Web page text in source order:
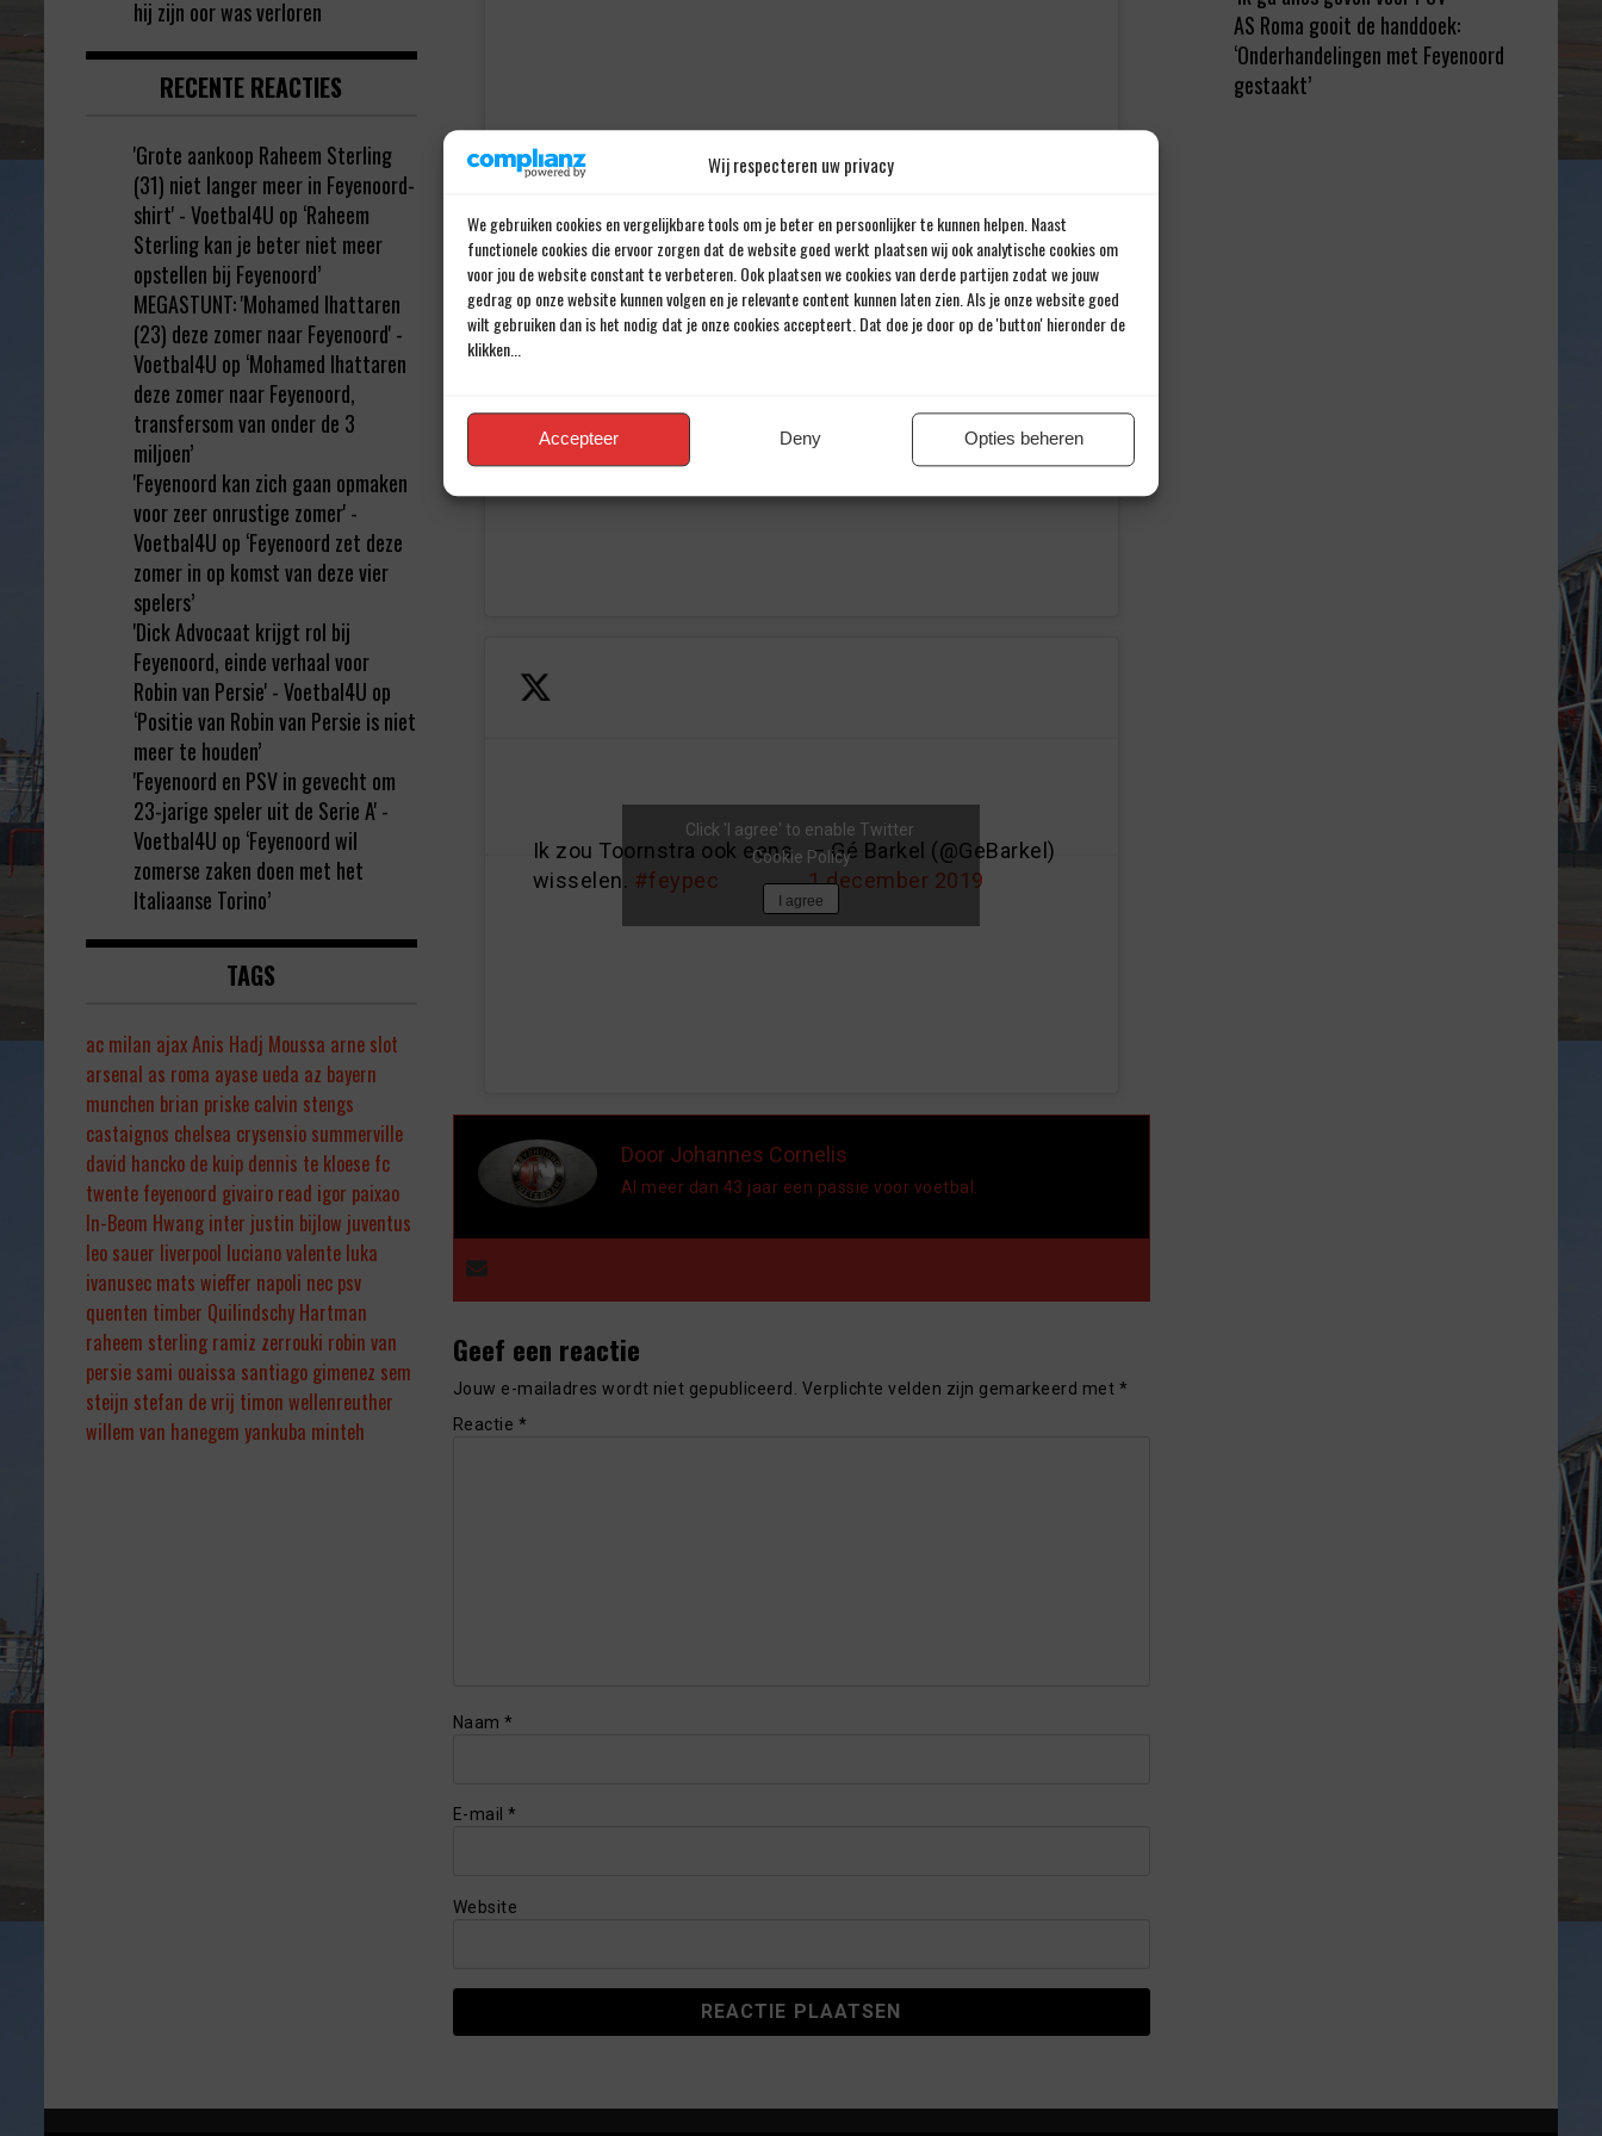
Wij respecteren uw privacy
We gebruiken cookies en vergelijkbare tools om je beter en persoonlijker te kunnen helpen. Naast
functionele cookies die ervoor zorgen dat de website goed werkt plaatsen wij ook analytische cookies om
voor jou de website constant te verbeteren. Ook plaatsen we cookies van derde partijen zodat we jouw
gedrag op onze website kunnen volgen en je relevante content kunnen laten zien. Als je onze website goed
wilt gebruiken dan is het nodig dat je onze cookies accepteert. Dat doe je door op de 'button' hieronder de
klikken...
Accepteer Deny Opties beheren
Ik zou Toornstra ook eens
wisselen. #feypec
— Gé Barkel (@GeBarkel)
1 december 2019
Click 'I agree' to enable Twitter
Cookie Policy
I agree
Door Johannes Cornelis
Al meer dan 43 jaar een passie voor voetbal.
Geef een reactie
Jouw e-mailadres wordt niet gepubliceerd. Verplichte velden zijn gemarkeerd met *
Reactie *
Naam *
E-mail *
Website
hij zijn oor was verloren
RECENTE REACTIES
'Grote aankoop Raheem Sterling
(31) niet langer meer in Feyenoord-
shirt' - Voetbal4U op ‘Raheem
Sterling kan je beter niet meer
opstellen bij Feyenoord’
MEGASTUNT: 'Mohamed Ihattaren
(23) deze zomer naar Feyenoord' -
Voetbal4U op ‘Mohamed Ihattaren
deze zomer naar Feyenoord,
transfersom van onder de 3
miljoen’
'Feyenoord kan zich gaan opmaken
voor zeer onrustige zomer' -
Voetbal4U op ‘Feyenoord zet deze
zomer in op komst van deze vier
spelers’
'Dick Advocaat krijgt rol bij
Feyenoord, einde verhaal voor
Robin van Persie' - Voetbal4U op
‘Positie van Robin van Persie is niet
meer te houden’
'Feyenoord en PSV in gevecht om
23-jarige speler uit de Serie A' -
Voetbal4U op ‘Feyenoord wil
zomerse zaken doen met het
Italiaanse Torino’
TAGS
ac milan ajaxAnis Hadj Moussa arne slot
arsenal as roma ayase ueda az bayern
munchen brian priske calvin stengs
castaignos chelsea crysensio summerville
david hancko de kuip dennis te kloese fc
twente feyenoord givairo read igor paixao
In-Beom Hwang inter justin bijlow juventus
leo sauer liverpool luciano valente luka
ivanusec mats wieffer napoli nec psv
quenten timber Quilindschy Hartman
raheem sterling ramiz zerrouki robin van
persie sami ouaissa santiago gimenez sem
steijn stefan de vrij timon wellenreuther
willem van hanegem yankuba minteh
AS Roma gooit de handdoek:
‘Onderhandelingen met Feyenoord
gestaakt’